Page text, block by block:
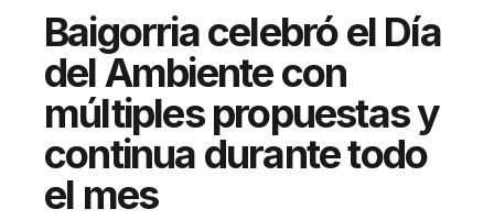
Campañas
Arbolado
Residuos
Proyectos
Empleos Verdes Locales
Baigorria celebró el Día
del Ambiente con
múltiples propuestas y
continua durante todo
el mes